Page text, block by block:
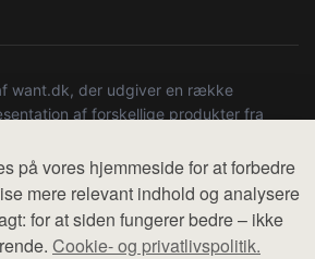
på vores hjemmeside for at forbedre
mere relevant indhold og analysere
for at siden fungerer bedre – ikke
Cookie- og privatlivspolitik.
want.dk, der udgiver en række
af forskellige produkter fra
sælges ikke varer fra denne side - vi
sælger varen. Vi har heller ikke
Alle rettigheder forbeholdes.